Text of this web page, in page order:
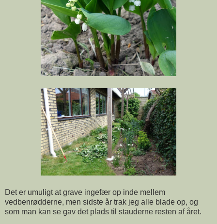
Det er umuligt at grave ingefær op inde mellem
vedbenrødderne, men sidste år trak jeg alle blade op, og
som man kan se gav det plads til stauderne resten af året.